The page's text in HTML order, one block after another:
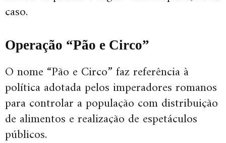
caso.
Operação “Pão e Circo”
O nome “Pão e Circo” faz referência à
política adotada pelos imperadores romanos
para controlar a população com distribuição
de alimentos e realização de espetáculos
públicos.